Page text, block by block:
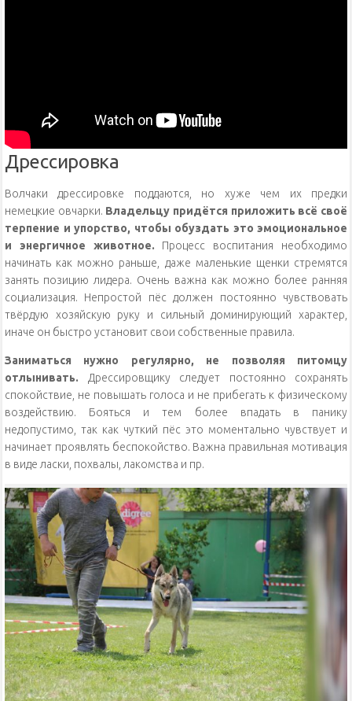
Дрессировка
Волчаки дрессировке поддаются, но хуже чем их предки
немецкие овчарки. Владельцу придётся приложить всё своё
терпение и упорство, чтобы обуздать это эмоциональное
и энергичное животное. Процесс воспитания необходимо
начинать как можно раньше, даже маленькие щенки стремятся
занять позицию лидера. Очень важна как можно более ранняя
социализация. Непростой пёс должен постоянно чувствовать
твёрдую хозяйскую руку и сильный доминирующий характер,
иначе он быстро установит свои собственные правила.
Заниматься нужно регулярно, не позволяя питомцу
отлынивать. Дрессировщику следует постоянно сохранять
спокойствие, не повышать голоса и не прибегать к физическому
воздействию. Бояться и тем более впадать в панику
недопустимо, так как чуткий пёс это моментально чувствует и
начинает проявлять беспокойство. Важна правильная мотивация
в виде ласки, похвалы, лакомства и пр.